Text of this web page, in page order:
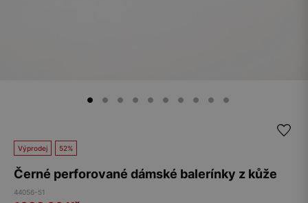
Výprodej 52%
Černé perforované dámské balerínky z kůže
44056-51